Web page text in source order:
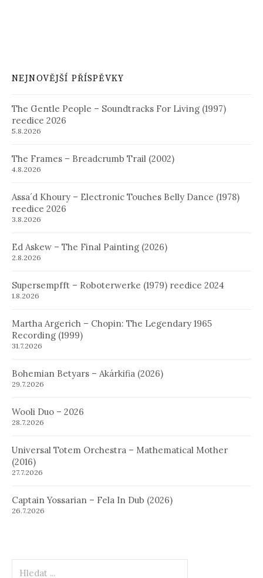
NEJNOVĚJŠÍ PŘÍSPĚVKY
The Gentle People – Soundtracks For Living (1997)
reedice 2026
5.8.2026
The Frames – Breadcrumb Trail (2002)
4.8.2026
Assa´d Khoury – Electronic Touches Belly Dance (1978)
reedice 2026
3.8.2026
Ed Askew – The Final Painting (2026)
2.8.2026
Supersempfft – Roboterwerke (1979) reedice 2024
1.8.2026
Martha Argerich – Chopin: The Legendary 1965
Recording (1999)
31.7.2026
Bohemian Betyars – Akárkifia (2026)
29.7.2026
Wooli Duo – 2026
28.7.2026
Universal Totem Orchestra – Mathematical Mother
(2016)
27.7.2026
Captain Yossarian – Fela In Dub (2026)
26.7.2026